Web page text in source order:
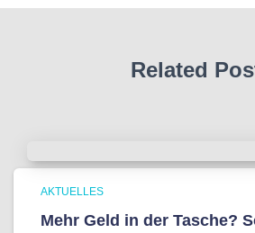
Related
AKTUELLES
Mehr Geld in der Tasche?